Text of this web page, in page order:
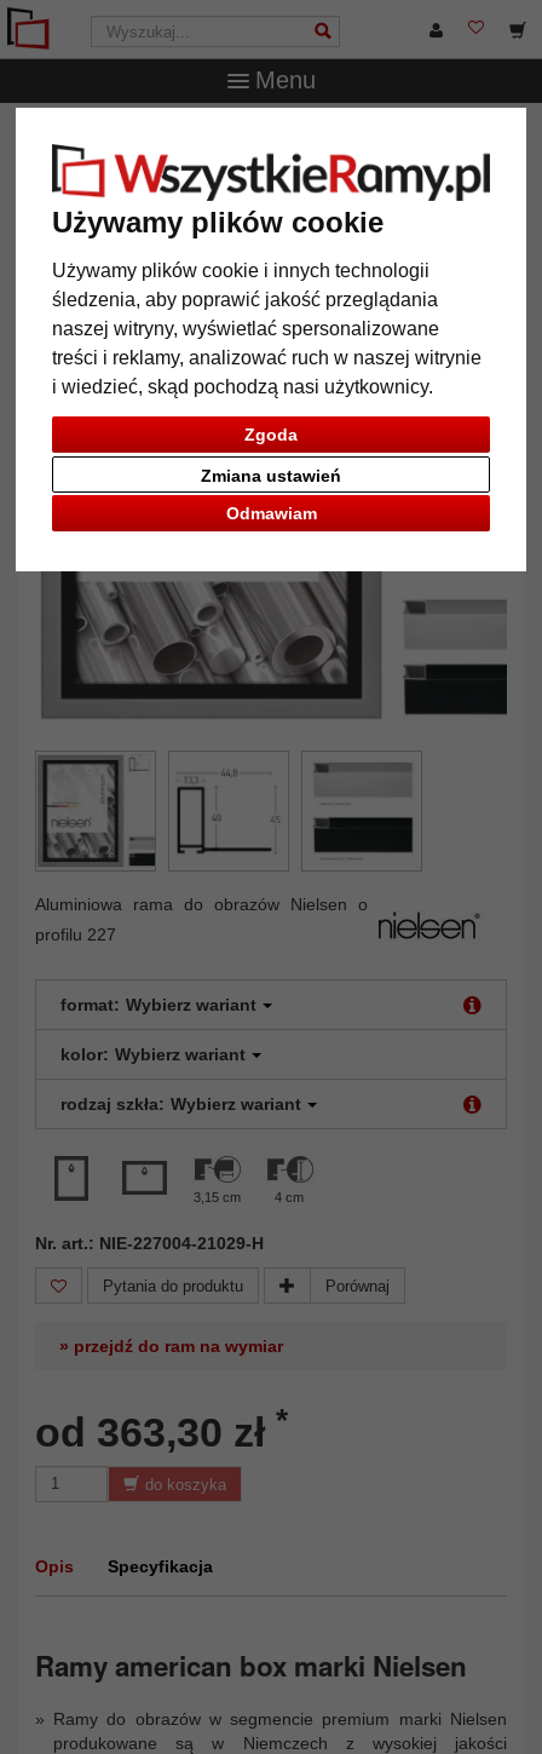
Używamy plików cookie
Używamy plików cookie i innych technologii
śledzenia, aby poprawić jakość przeglądania
naszej witryny, wyświetlać spersonalizowane
treści i reklamy, analizować ruch w naszej witrynie
i wiedzieć, skąd pochodzą nasi użytkownicy.
Zgoda
Odmawiam
Zmiana ustawień
Menu
american box profil 227
Rama american box profil 227
Aluminiowa rama do obrazów Nielsen o
profilu 227
format: Wybierz wariant
kolor: Wybierz wariant
rodzaj szkła: Wybierz wariant
3,15 cm 4 cm
Nr. art.: NIE-227004-21029-H
Pytania do produktu Porównaj
» przejdź do ram na wymiar
od 363,30 zł *
do koszyka
Opis Specyfikacja
Ramy american box marki Nielsen
Ramy do obrazów w segmencie premium marki Nielsen
produkowane są w Niemczech z wysokiej jakości